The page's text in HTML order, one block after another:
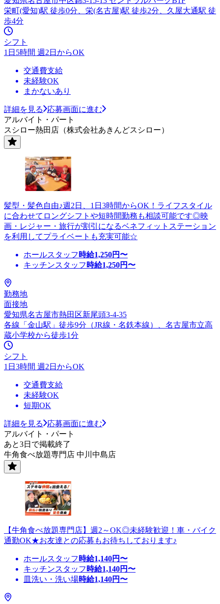
栄町(愛知)駅 徒歩0分、栄(名古屋)駅 徒歩2分、久屋大通駅 徒
歩4分
シフト
1日5時間 週2日からOK
交通費支給
未経験OK
まかないあり
詳細を見る
応募画面に進む
アルバイト・パート
スシロー熱田店（株式会社あきんどスシロー）
髪型・髪色自由♪週2日、1日3時間からOK！ライフスタイル
に合わせてロングシフトや短時間勤務も相談可能です◎映
画・レジャー・旅行が割引になるベネフィットステーション
を利用してプライベートも充実可能☆
ホールスタッフ 時給1,250円〜
キッチンスタッフ 時給1,250円〜
勤務地
面接地
愛知県名古屋市熱田区新尾頭3-4-35
各線「金山駅」徒歩9分（JR線・名鉄本線）、名古屋市立高
蔵小学校から徒歩1分
シフト
1日3時間 週2日からOK
交通費支給
未経験OK
短期OK
詳細を見る
応募画面に進む
アルバイト・パート
あと3日で掲載終了
牛角食べ放題専門店 中川中島店
【牛角食べ放題専門店】週2～OK◎未経験歓迎！車・バイク
通勤OK★お友達との応募もお待ちしております♪
ホールスタッフ 時給1,140円〜
キッチンスタッフ 時給1,140円〜
皿洗い・洗い場時給1,140円〜